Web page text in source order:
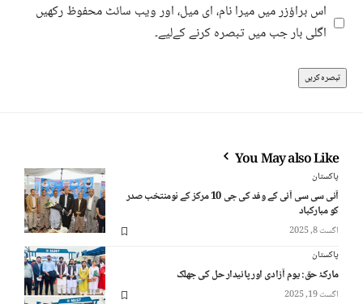
اس براؤزر میں میرا نام، ای میل، اور ویب سائٹ محفوظ رکھیں
اگلی بار جب میں تبصرہ کرنے کےلیے۔
You May also Like
پاکستان
آئی سی سی آئی کے وفد کی جی 10 مرکز کے نومنتخب صدر
کو مبارکباد
اگست 8, 2025
پاکستان
مارکۂ حق: یوم آزادی اور پائیدار حل کی جھلک
اگست 19, 2025